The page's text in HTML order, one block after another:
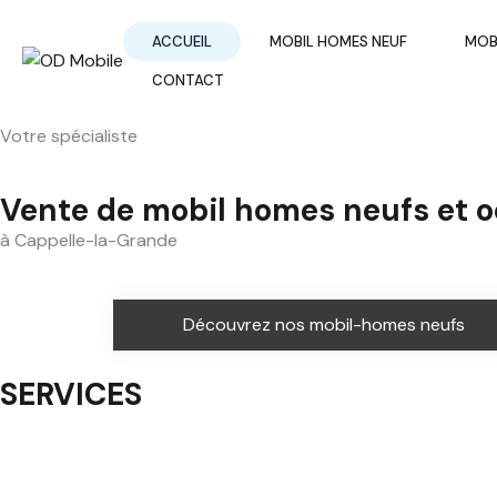
ACCUEIL MOBIL HOMES NEUF
CONTACT
Votre spécialiste
Vente de mobil homes neufs et
à Cappelle-la-Grande
Découvrez nos mobil-homes neufs
SERVICES